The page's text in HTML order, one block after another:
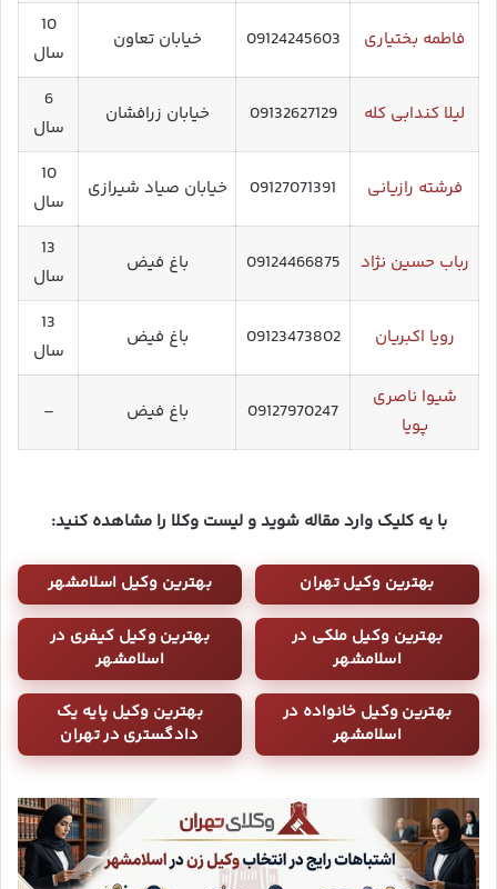
فاطمه بختیاری 09124245603 خیابان تعاون
10
سال
لیلا کندابی کله 09132627129 خیابان زرافشان
6
سال
فرشته رازیانی 09127071391 خیابان صیاد شیرازی
10
سال
رباب حسین نژاد 09124466875 باغ فیض
13
سال
رویا اکبریان 09123473802 باغ فیض
13
سال
شیوا ناصری
پویا
09127970247 باغ فیض –
با یه کلیک وارد مقاله شوید و لیست وکلا را مشاهده کنید:
بهترین وکیل تهران بهترین وکیل اسلامشهر
بهترین وکیل ملکی در
اسلامشهر
بهترین وکیل کیفری در
اسلامشهر
بهترین وکیل خانواده در
اسلامشهر
بهترین وکیل پایه یک
دادگستری در تهران